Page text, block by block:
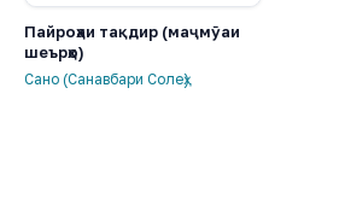
Пайроҳаи тақдир (маҷмӯаи
шеърҳо)
Сано (Санавбари Солеҳ)